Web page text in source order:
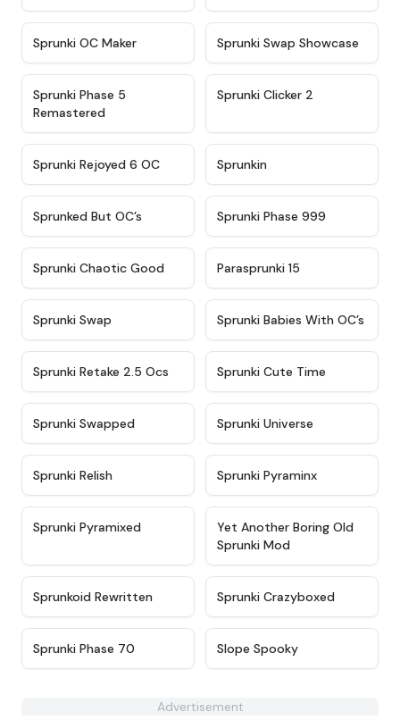
Sprunki OC Maker ★ 4.6
Sprunki Swap Showcase
Sprunki Phase 5
Remastered
Sprunki Clicker 2
★ 4.4
Sprunki Rejoyed 6 OC Sprunkin
Sprunked But OC’s Sprunki Phase 999
★ 4.7
Sprunki Chaotic Good Parasprunki 15
Sprunki Swap ★ 4.8
Sprunki Babies With OC’s
★ 4.6
Sprunki Retake 2.5 Ocs Sprunki Cute Time
Sprunki Swapped Sprunki Universe
Sprunki Relish Sprunki Pyraminx
Sprunki Pyramixed ★ 4.9
Yet Another Boring Old
Sprunki Mod
★
Sprunkoid Rewritten ★
Sprunki Crazyboxed
Sprunki Phase 70 Slope Spooky
Advertisement